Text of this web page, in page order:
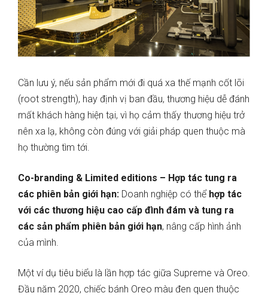
Cần lưu ý, nếu sản phẩm mới đi quá xa thế mạnh cốt lõi
(root strength), hay định vị ban đầu, thương hiệu dễ đánh
mất khách hàng hiện tại, vì họ cảm thấy thương hiệu trở
nên xa lạ, không còn đúng với giải pháp quen thuộc mà
họ thường tìm tới.
Co-branding & Limited editions – Hợp tác tung ra
các phiên bản giới hạn: Doanh nghiệp có thể hợp tác
với các thương hiệu cao cấp đình đám và tung ra
các sản phẩm phiên bản giới hạn, nâng cấp hình ảnh
của mình.
Một ví dụ tiêu biểu là lần hợp tác giữa Supreme và Oreo.
Đầu năm 2020, chiếc bánh Oreo màu đen quen thuộc